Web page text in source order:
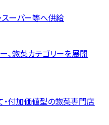
スーパー等へ供給
、惣菜カテゴリーを展開
・付加価値型の惣菜専門店